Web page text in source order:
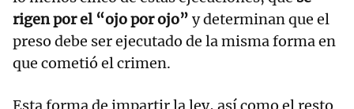
rigen por el “ojo por ojo” y determinan que el
preso debe ser ejecutado de la misma forma en
que cometió el crimen.